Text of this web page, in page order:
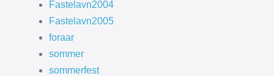
Fastelavn2004
Fastelavn2005
foraar
sommer
sommerfest